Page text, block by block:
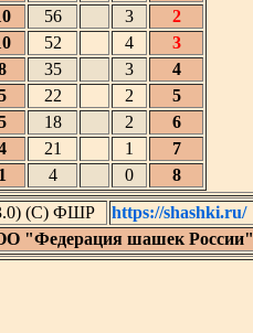
56 3
2
52 4
3
35 3
4
22 2
5
18 2
6
21 1
7
1 4 0
8
(C) ФШР
https://shashki.ru/
"Федерация шашек России"